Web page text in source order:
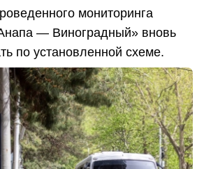
мониторинга
— Виноградный» вновь
по установленной схеме.